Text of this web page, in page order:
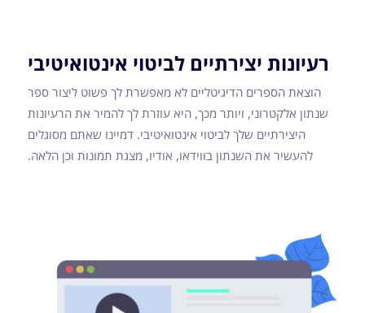
רעיונות יצירתיים לביטוי אינטואיטיבי
הוצאת הספרים הדיגיטליים לא מאפשרת לך פשוט ליצור ספר
שנתון אלקטרוני, ויותר מכך, היא עוזרת לך להמיר את הרעיונות
היצירתיים שלך לביטוי אינטואיטיבי. דמיינו שאתם מסוגלים
להעשיר את השנתון בווידאו, אודיו, מצגת תמונות וכן הלאה.